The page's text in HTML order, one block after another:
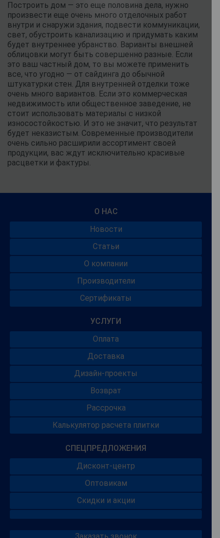
Построить дом — это еще половина дела, нужно
произвести еще очень много отделочных работ
внутри и снаружи здания, подвести коммуникации,
свет, обустроить канализацию и придумать каким
будет внутреннее убранство. Варианты внешней
облицовки могут быть совершенно разные. Если
это ваш частный дом, то вы можете применить
все, что угодно — от сайдинга до обычной
штукатурки стен. Для внутренней отделки тоже
очень много вариантов. Если это коммерческая
недвижимость или общественное заведение, не
стоит использовать материалы с низкой
износостойкостью. И это не значит, что результат
будет неказистым. Современные производители
очень сильно расширили ассортимент своей
продукции, вас ждут исключительно красивые
расцветки и фактуры.
О НАС
Новости
Статьи
О компании
Производители
Сертификаты
УСЛУГИ
Оплата
Доставка
Дизайн-проекты
Возврат
Рассрочка
Калькулятор расчета плитки
СПЕЦПРЕДЛОЖЕНИЯ
Дисконт-центр
Оптовикам
Скидки и акции